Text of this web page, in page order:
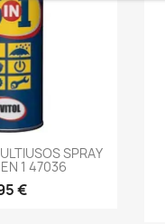
> SPRAY
1 47036
€